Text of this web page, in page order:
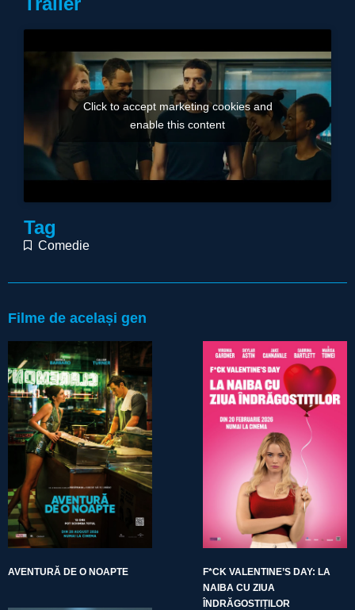
Click to accept marketing cookies and
enable this content
Tag
Comedie
Filme de același gen
AVENTURĂ DE O NOAPTE
F*CK VALENTINE’S DAY: LA
NAIBA CU ZIUA
ÎNDRĂGOSTIȚILOR